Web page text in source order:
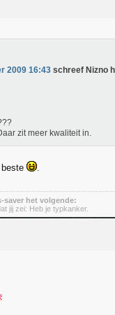
2009 16:43 schreef Nizno
zit meer kwaliteit in.
.
saver het volgende:
jij zei: Heb je typkanker.